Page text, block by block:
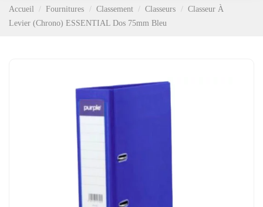
Accueil Fournitures Classement Classeurs
Classeur À
Levier (Chrono) ESSENTIAL Dos 75mm Bleu